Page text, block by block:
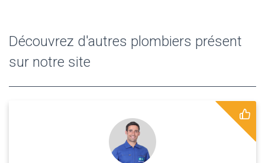
Découvrez d'autres plombiers présent
sur notre site